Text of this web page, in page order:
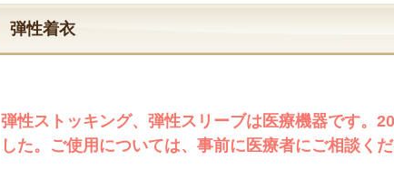
弾性着衣
弾性ストッキング、弾性スリーブは医療機器です。
した。ご使用については、事前に医療者にご相談くだ